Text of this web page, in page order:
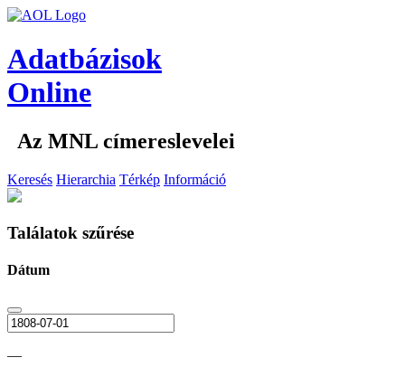
Adatbázisok
Online
Az MNL címereslevelei
Keresés Hierarchia Térkép Információ
Találatok szűrése
Dátum
—